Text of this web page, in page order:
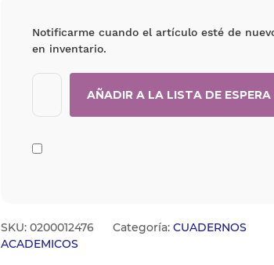
Notificarme cuando el artículo esté de
en inventario.
SKU: 0200012476 Categoría: CUADERNOS
ACADEMICOS